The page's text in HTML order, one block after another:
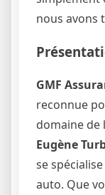
nous avons
GMF
reconnue
domaine de
Eugène
se
auto. Que